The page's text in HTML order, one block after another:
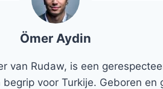
Ömer Aydin
van Rudaw, is een
voor Turkije. Geboren en